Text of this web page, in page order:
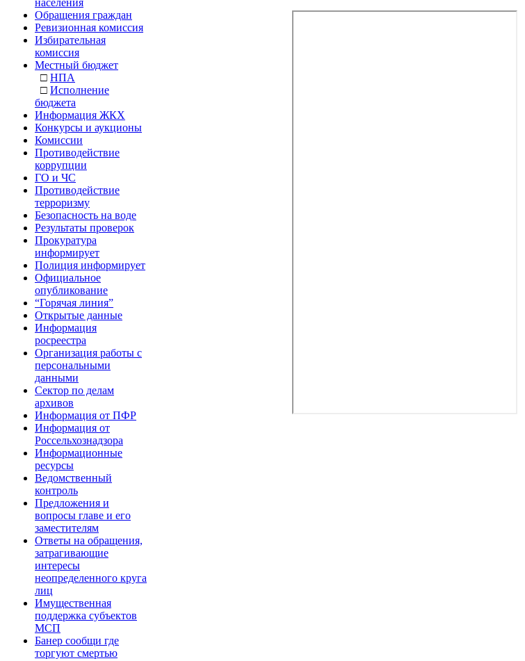
населения
Обращения граждан
Ревизионная комиссия
Избирательная
комиссия
Местный бюджет
□ НПА
□ Исполнение
бюджета
Информация ЖКХ
Конкурсы и аукционы
Комиссии
Противодействие
коррупции
ГО и ЧС
Противодействие
терроризму
Безопасность на воде
Результаты проверок
Прокуратура
информирует
Полиция информирует
Официальное
опубликование
“Горячая линия”
Открытые данные
Информация
росреестра
Организация работы с
персональными
данными
Сектор по делам
архивов
Информация от ПФР
Информация от
Россельхознадзора
Информационные
ресурсы
Ведомственный
контроль
Предложения и
вопросы главе и его
заместителям
Ответы на обращения,
затрагивающие
интересы
неопределенного круга
лиц
Имущественная
поддержка субъектов
МСП
Банер сообщи где
торгуют смертью